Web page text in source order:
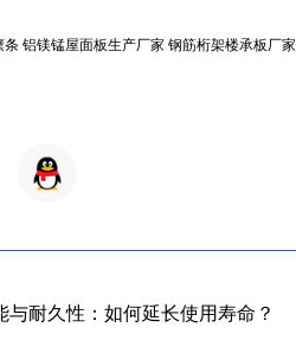
条 铝镁锰屋面板生产厂家 钢筋桁架楼承板厂家
耐久性：如何延长使用寿命？